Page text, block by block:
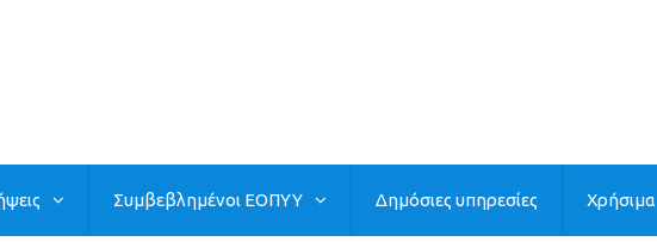
Συμβεβλημένοι ΕΟΠΥΥ Δημόσιες υπηρεσίες Χρήσιμα